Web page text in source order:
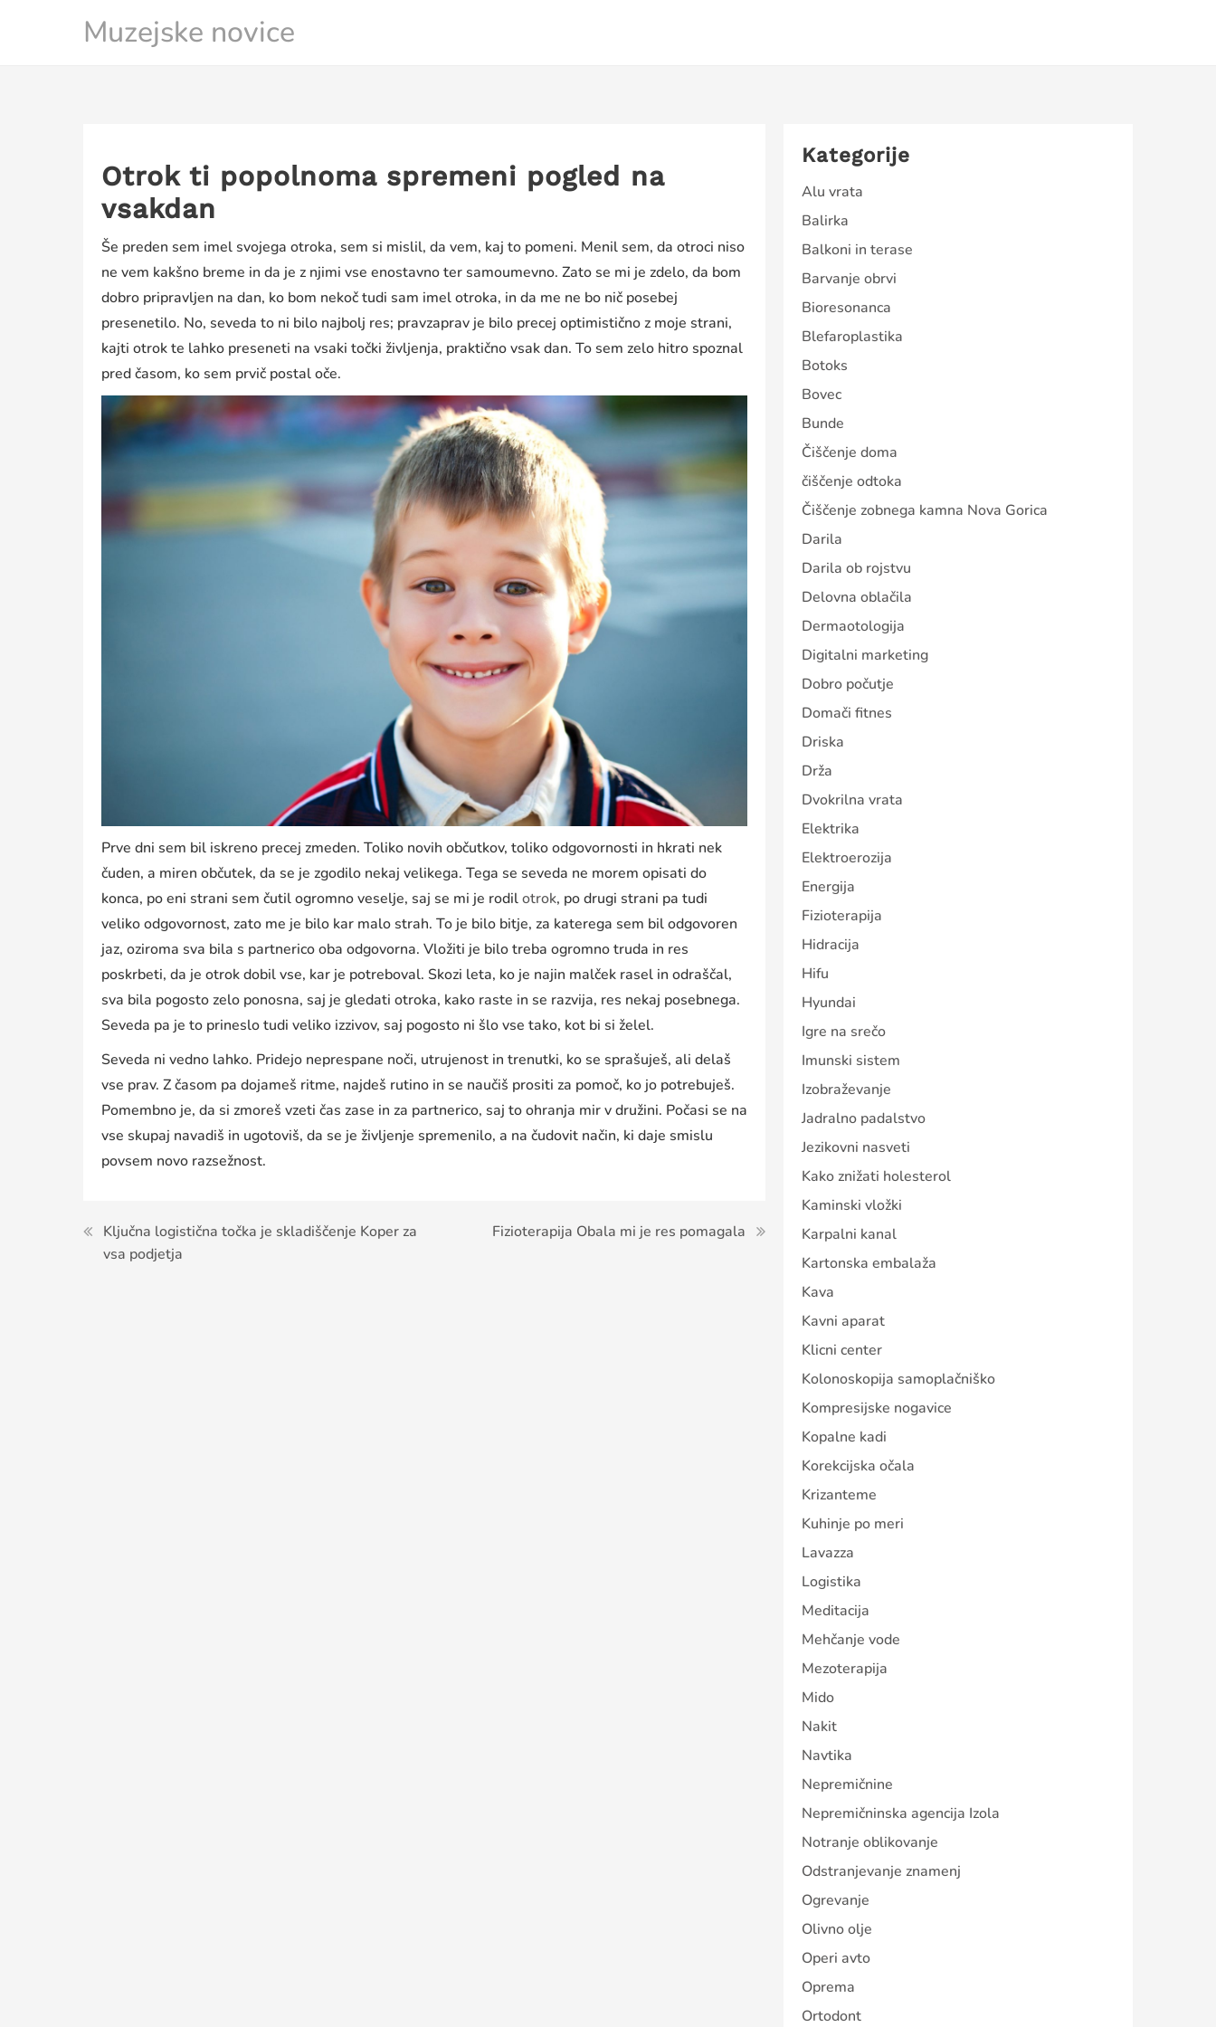
Muzejske novice
Otrok ti popolnoma spremeni pogled na
vsakdan
Še preden sem imel svojega otroka, sem si mislil, da vem, kaj to pomeni. Menil sem, da otroci niso
ne vem kakšno breme in da je z njimi vse enostavno ter samoumevno. Zato se mi je zdelo, da bom
dobro pripravljen na dan, ko bom nekoč tudi sam imel otroka, in da me ne bo nič posebej
presenetilo. No, seveda to ni bilo najbolj res; pravzaprav je bilo precej optimistično z moje strani,
kajti otrok te lahko preseneti na vsaki točki življenja, praktično vsak dan. To sem zelo hitro spoznal
pred časom, ko sem prvič postal oče.
Prve dni sem bil iskreno precej zmeden. Toliko novih občutkov, toliko odgovornosti in hkrati nek
čuden, a miren občutek, da se je zgodilo nekaj velikega. Tega se seveda ne morem opisati do
konca, po eni strani sem čutil ogromno veselje, saj se mi je rodilotrok, po drugi strani pa tudi
veliko odgovornost, zato me je bilo kar malo strah. To je bilo bitje, za katerega sem bil odgovoren
jaz, oziroma sva bila s partnerico oba odgovorna. Vložiti je bilo treba ogromno truda in res
poskrbeti, da je otrok dobil vse, kar je potreboval. Skozi leta, ko je najin malček rasel in odraščal,
sva bila pogosto zelo ponosna, saj je gledati otroka, kako raste in se razvija, res nekaj posebnega.
Seveda pa je to prineslo tudi veliko izzivov, saj pogosto ni šlo vse tako, kot bi si želel.
Seveda ni vedno lahko. Pridejo neprespane noči, utrujenost in trenutki, ko se sprašuješ, ali delaš
vse prav. Z časom pa dojameš ritme, najdeš rutino in se naučiš prositi za pomoč, ko jo potrebuješ.
Pomembno je, da si zmoreš vzeti čas zase in za partnerico, saj to ohranja mir v družini. Počasi se na
vse skupaj navadiš in ugotoviš, da se je življenje spremenilo, a na čudovit način, ki daje smislu
povsem novo razsežnost.
Navigacija
prispevka
Ključna logistična točka je skladiščenje Koper za
vsa podjetja
Fizioterapija Obala mi je res pomagala
Kategorije
Alu vrata
Balirka
Balkoni in terase
Barvanje obrvi
Bioresonanca
Blefaroplastika
Botoks
Bovec
Bunde
Čiščenje doma
čiščenje odtoka
Čiščenje zobnega kamna Nova Gorica
Darila
Darila ob rojstvu
Delovna oblačila
Dermaotologija
Digitalni marketing
Dobro počutje
Domači fitnes
Driska
Drža
Dvokrilna vrata
Elektrika
Elektroerozija
Energija
Fizioterapija
Hidracija
Hifu
Hyundai
Igre na srečo
Imunski sistem
Izobraževanje
Jadralno padalstvo
Jezikovni nasveti
Kako znižati holesterol
Kaminski vložki
Karpalni kanal
Kartonska embalaža
Kava
Kavni aparat
Klicni center
Kolonoskopija samoplačniško
Kompresijske nogavice
Kopalne kadi
Korekcijska očala
Krizanteme
Kuhinje po meri
Lavazza
Logistika
Meditacija
Mehčanje vode
Mezoterapija
Mido
Nakit
Navtika
Nepremičnine
Nepremičninska agencija Izola
Notranje oblikovanje
Odstranjevanje znamenj
Ogrevanje
Olivno olje
Operi avto
Oprema
Ortodont